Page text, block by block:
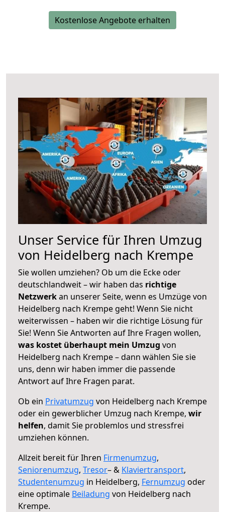
Kostenlose Angebote erhalten
Unser Service für Ihren Umzug
von Heidelberg nach Krempe
Sie wollen umziehen? Ob um die Ecke oder
deutschlandweit – wir haben das richtige
Netzwerkan unserer Seite, wenn es Umzüge von
Heidelberg nach Krempe geht! Wenn Sie nicht
weiterwissen – haben wir die richtige Lösung für
Sie! Wenn Sie Antworten auf Ihre Fragen wollen,
was kostet überhaupt mein Umzug von
Heidelberg nach Krempe – dann wählen Sie sie
uns, denn wir haben immer die passende
Antwort auf Ihre Fragen parat.
Ob ein Privatumzug von Heidelberg nach Krempe
oder ein gewerblicher Umzug nach Krempe, wir
helfen, damit Sie problemlos und stressfrei
umziehen können.
Allzeit bereit für Ihren Firmenumzug,
Seniorenumzug, Tresor– & Klaviertransport,
Studentenumzug in Heidelberg, Fernumzug oder
eine optimale Beiladung von Heidelberg nach
Krempe.